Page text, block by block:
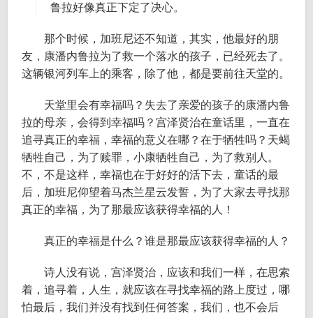
鲁拉好像真正下定了决心。
那个时候，加班尼还不知道，其实，他最好的朋
友，康潘内鲁拉为了救一个落水的孩子，已经死去了。
这辆银河列车上的乘客，除了他，都是要前往天堂的。
天堂里会有幸福吗？失去了亲爱的孩子的康潘内鲁
拉的母亲，会得到幸福吗？宫泽贤治在童话里，一直在
追寻真正的幸福，幸福的意义在哪？在于牺牲吗？天蝎
牺牲自己，为了赎罪，小康牺牲自己，为了救别人。
不，不是这样，幸福也在于好好的活下去，童话的最
后，加班尼仰望着马杰兰星云发誓，为了大家去寻找那
真正的幸福，为了那最应该获得幸福的人！
真正的幸福是什么？谁是那最应该获得幸福的人？
诗人没有说，宫泽贤治，应该和我们一样，在思索
着，追寻着，人生，就应该在寻找幸福的路上度过，哪
怕最后，我们并没有找到任何答案，我们，也不会后